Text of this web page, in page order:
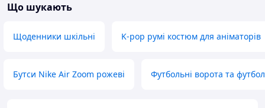
Що шукають
Щоденники шкільні K-pop румі костюм для аніматорів
Бутси Nike Air Zoom рожеві Футбольні ворота та